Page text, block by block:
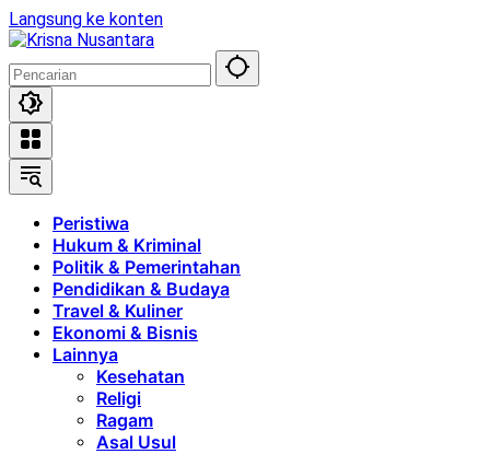
Langsung ke konten
Peristiwa
Hukum & Kriminal
Politik & Pemerintahan
Pendidikan & Budaya
Travel & Kuliner
Ekonomi & Bisnis
Lainnya
Kesehatan
Religi
Ragam
Asal Usul